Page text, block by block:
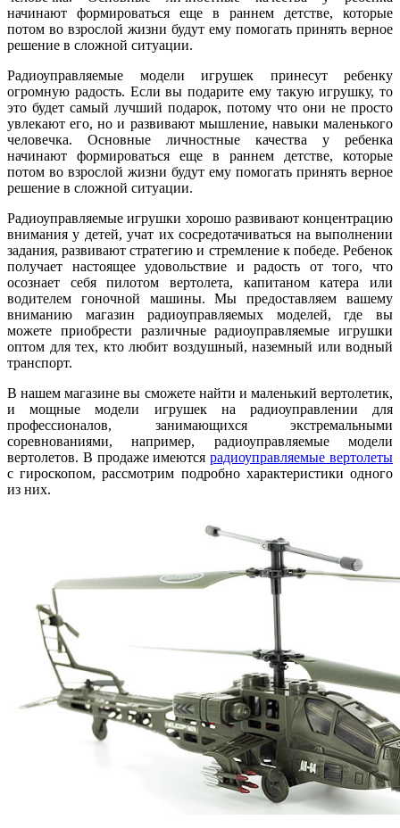
начинают формироваться еще в раннем детстве, которые
потом во взрослой жизни будут ему помогать принять верное
решение в сложной ситуации.
Радиоуправляемые модели игрушек принесут ребенку
огромную радость. Если вы подарите ему такую игрушку, то
это будет самый лучший подарок, потому что они не просто
увлекают его, но и развивают мышление, навыки маленького
человечка. Основные личностные качества у ребенка
начинают формироваться еще в раннем детстве, которые
потом во взрослой жизни будут ему помогать принять верное
решение в сложной ситуации.
Радиоуправляемые игрушки хорошо развивают концентрацию
внимания у детей, учат их сосредотачиваться на выполнении
задания, развивают стратегию и стремление к победе. Ребенок
получает настоящее удовольствие и радость от того, что
осознает себя пилотом вертолета, капитаном катера или
водителем гоночной машины. Мы предоставляем вашему
вниманию магазин радиоуправляемых моделей, где вы
можете приобрести различныерадиоуправляемые игрушки
оптом для тех, кто любит воздушный, наземный или водный
транспорт.
В нашем магазине вы сможете найти и маленький вертолетик,
и мощные модели игрушек на радиоуправлении для
профессионалов, занимающихся экстремальными
соревнованиями, например, радиоуправляемые модели
вертолетов. В продаже имеютсярадиоуправляемые вертолеты
с гироскопом, рассмотрим подробно характеристики одного
из них.